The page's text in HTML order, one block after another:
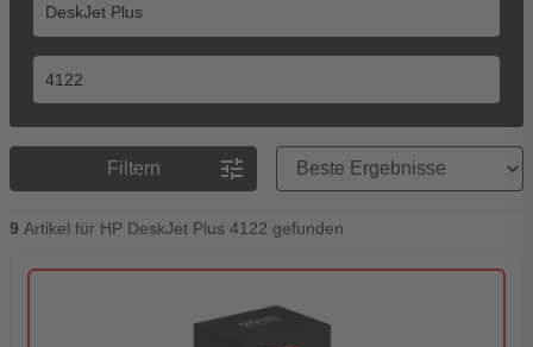
Filtern tune
Preisreihenfolge
9 Artikel für HP DeskJet Plus 4122 gefunden